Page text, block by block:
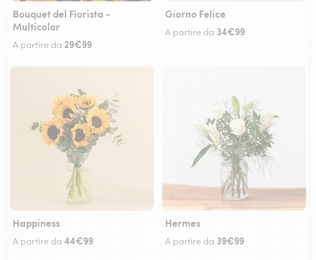
Bouquet del Fiorista -
Multicolor
A partire da 29€99
Giorno Felice
A partire da 34€99
Happiness
A partire da 44€99
Hermes
A partire da 39€99